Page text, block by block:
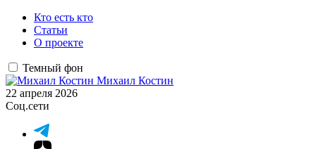
Кто есть кто
Статьи
О проекте
Темный фон
Михаил Костин
22 апреля 2026
Соц.сети